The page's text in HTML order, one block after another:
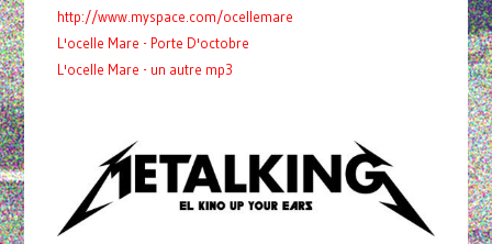
http://www.myspace.com/ocellemare
L'ocelle Mare - Porte D'octobre
L'ocelle Mare - un autre mp3